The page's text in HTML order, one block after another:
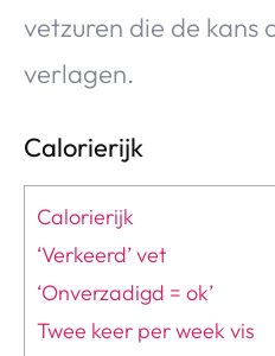
vetzuren die de
verlagen.
Calorierijk
Calorierijk
‘Verkeerd’ vet
‘Onverzadigd = ok’
Twee keer per week vis